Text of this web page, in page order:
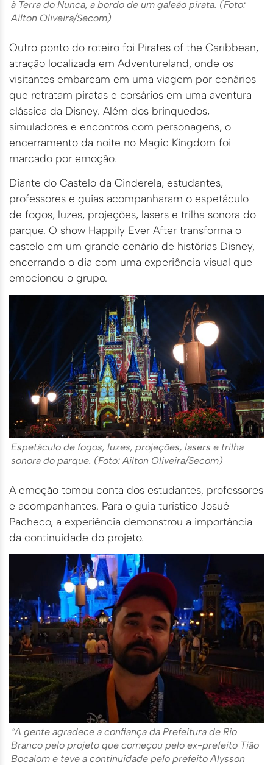
à Terra do Nunca, a bordo de um galeão pirata. (Foto:
Ailton Oliveira/Secom)
Outro ponto do roteiro foi Pirates of the Caribbean,
atração localizada em Adventureland, onde os
visitantes embarcam em uma viagem por cenários
que retratam piratas e corsários em uma aventura
clássica da Disney. Além dos brinquedos,
simuladores e encontros com personagens, o
encerramento da noite no Magic Kingdom foi
marcado por emoção.
Diante do Castelo da Cinderela, estudantes,
professores e guias acompanharam o espetáculo
de fogos, luzes, projeções, lasers e trilha sonora do
parque. O show Happily Ever After transforma o
castelo em um grande cenário de histórias Disney,
encerrando o dia com uma experiência visual que
emocionou o grupo.
Espetáculo de fogos, luzes, projeções, lasers e trilha
sonora do parque. (Foto: Ailton Oliveira/Secom)
A emoção tomou conta dos estudantes, professores
e acompanhantes. Para o guia turístico Josué
Pacheco, a experiência demonstrou a importância
da continuidade do projeto.
“A gente agradece a confiança da Prefeitura de Rio
Branco pelo projeto que começou pelo ex-prefeito Tião
Bocalom e teve a continuidade pelo prefeito Alysson